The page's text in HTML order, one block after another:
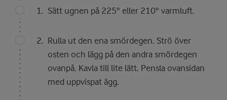
Sätt ugnen på 225° eller 210° varmluft.
Rulla ut den ena smördegen. Strö över
osten och lägg på den andra smördegen
ovanpå. Kavla till lite lätt. Pensla ovansidan
med uppvispat ägg.